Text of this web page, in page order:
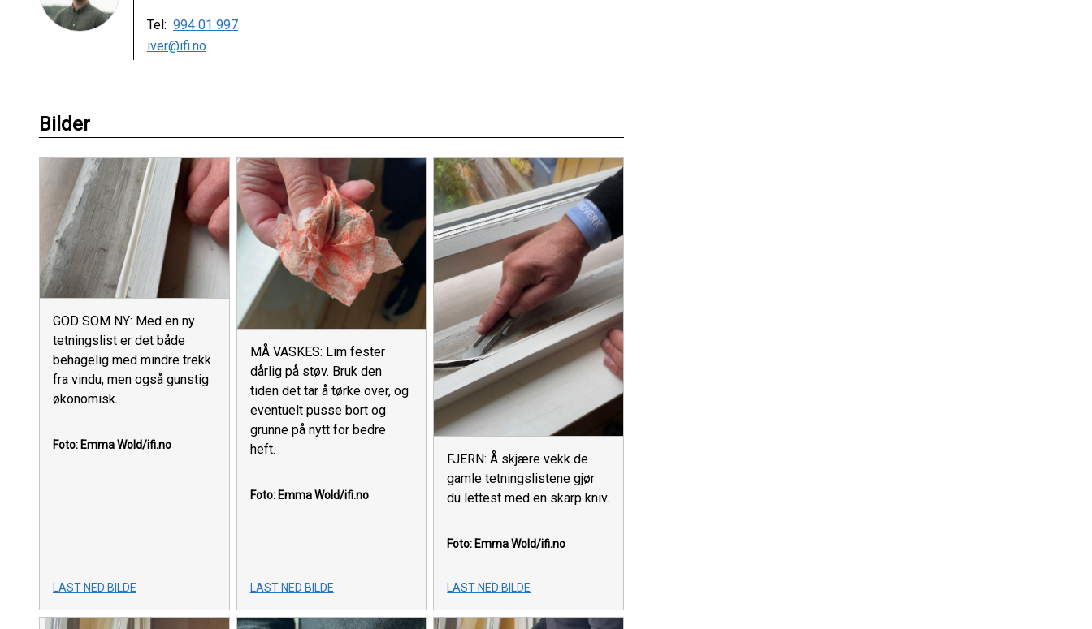
Tel: 994 01 997
iver@ifi.no
Bilder
GOD SOM NY: Med en ny
tetningslist er det både
behagelig med mindre trekk
fra vindu, men også gunstig
økonomisk.
Foto: Emma Wold/ifi.no
LAST NED BILDE
MÅ VASKES: Lim fester
dårlig på støv. Bruk den
tiden det tar å tørke over, og
eventuelt pusse bort og
grunne på nytt for bedre
heft.
Foto: Emma Wold/ifi.no
LAST NED BILDE
FJERN: Å skjære vekk de
gamle tetningslistene gjør
du lettest med en skarp kniv.
Foto: Emma Wold/ifi.no
LAST NED BILDE